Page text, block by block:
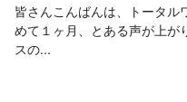
皆さんこんばんは、トータル
めて１ヶ月、とある声が上が
スの...